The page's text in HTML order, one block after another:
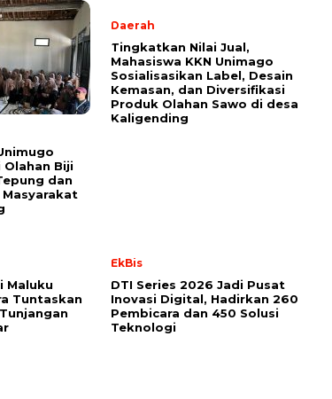
Olahan Biji
dan
Daerah
Tingkatkan Nilai Jual,
Mahasiswa KKN Unimago
Sosialisasikan Label, Desain
Kemasan, dan Diversifikasi
Produk Olahan Sawo di desa
Kaligending
Maluku
Tuntaskan
EkBis
DTI Series 2026 Jadi Pusat
Inovasi Digital, Hadirkan 260
Pembicara dan 450 Solusi
Teknologi